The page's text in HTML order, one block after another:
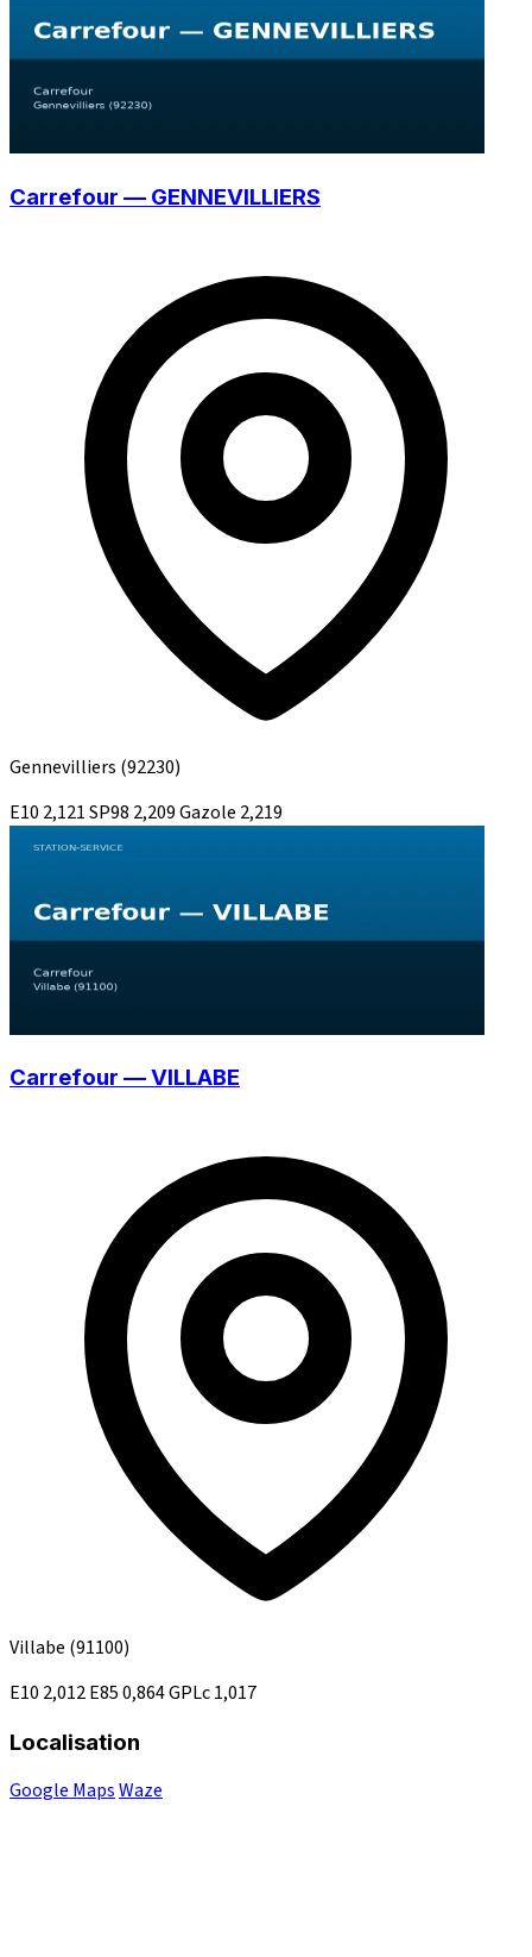
Carrefour — GENNEVILLIERS
Gennevilliers (92230)
E10 2,121SP98 2,209Gazole 2,219
Carrefour — VILLABE
Villabe (91100)
E10 2,012E850,864GPLc1,017
Localisation
Google MapsWaze